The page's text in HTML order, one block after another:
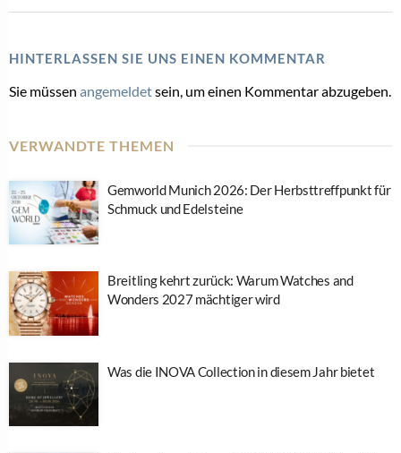
HINTERLASSEN SIE UNS EINEN KOMMENTAR
Sie müssen angemeldetsein, um einen Kommentar abzugeben.
VERWANDTE THEMEN
Gemworld Munich 2026: Der Herbsttreffpunkt für
Schmuck und Edelsteine
Breitling kehrt zurück: Warum Watches and
Wonders 2027 mächtiger wird
Was die INOVA Collection in diesem Jahr bietet